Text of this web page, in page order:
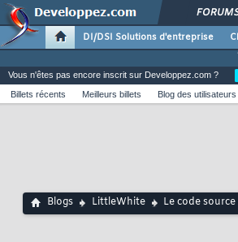
DI/DSI Solutions d'entreprise
Vous n'êtes pas encore inscrit sur Developpez.com ?
Billets récents
Meilleurs billets Blog des utilisateurs
Blogs LittleWhite Le code